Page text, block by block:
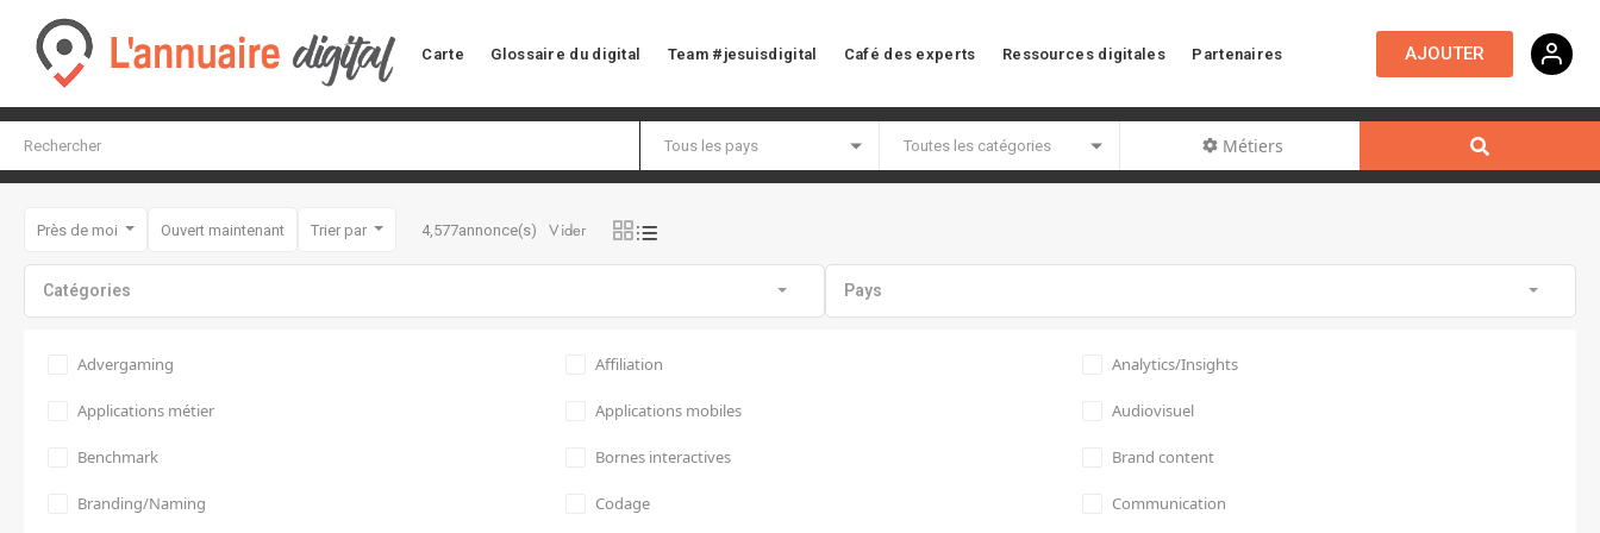
Carte Glossaire du digital Team #jesuisdigital Café des experts Ressources digitales Partenaires AJOUTER
Métiers
Près de moi Ouvert maintenant Trier par 4,577annonce(s) Vider
Catégories Pays
Advergaming Affiliation Analytics/Insights
Applications métier Applications mobiles Audiovisuel
Benchmark Bornes interactives Brand content
Branding/Naming Codage Communication